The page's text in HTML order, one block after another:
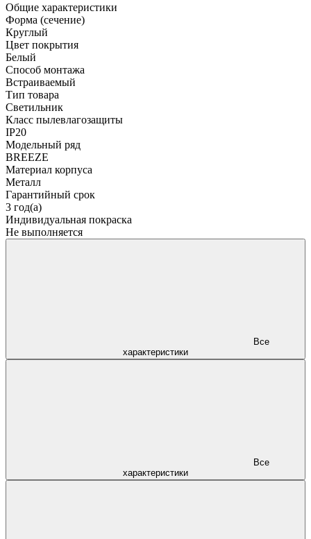
Общие характеристики
Форма (сечение)
Круглый
Цвет покрытия
Белый
Способ монтажа
Встраиваемый
Тип товара
Светильник
Класс пылевлагозащиты
IP20
Модельный ряд
BREEZE
Материал корпуса
Металл
Гарантийный срок
3 год(а)
Индивидуальная покраска
Не выполняется
характеристики
характеристики